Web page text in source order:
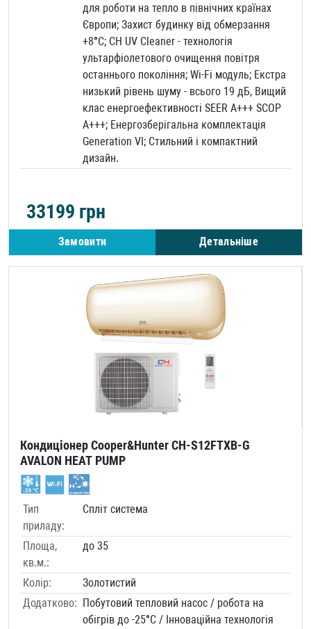
для роботи на тепло в північних країнах
Європи; Захист будинку від обмерзання
+8°C; CH UV Cleaner - технологія
ультарфіолетового очищення повітря
останнього покоління; Wi-Fi модуль; Екстра
низький рівень шуму - всього 19 дБ, Вищий
клас енергоефективності SEER A+++ SCOP
A+++; Енергозберігальна комплектація
Generation VI; Стильний і компактний
дизайн.
33199 грн
Замовити Детальніше
Кондиціонер Cooper&Hunter CH-S12FTXB-G
AVALON HEAT PUMP
Тип
приладу:
Спліт система
Площа,
кв.м.:
до 35
Колір:
Золотистий
Додатково: Побутовий тепловий насос / робота на
обігрів до -25°C / Інноваційна технологія